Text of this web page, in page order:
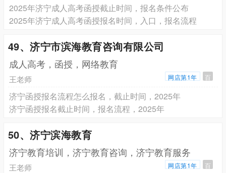
2025年济宁成人高考函授截止时间，报名条件公布
2025年济宁成人高考函授报名时间，入口，报名流程
49、济宁市滨海教育咨询有限公司
成人高考，函授，网络教育
王老师 网店第1年 百
济宁函授报名流程怎么报名，截止时间，2025年
济宁函授报名截止时间，报名流程，2025年
50、济宁滨海教育
济宁教育培训，济宁教育咨询，济宁教育服务
王老师 网店第1年 百